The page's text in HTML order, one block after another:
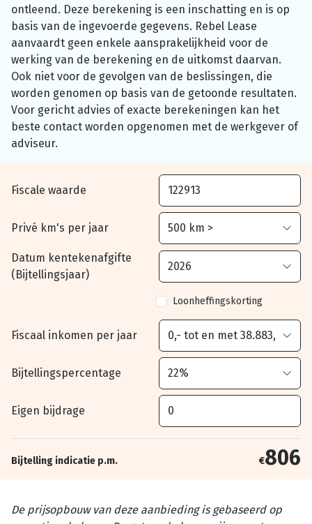
ontleend. Deze berekening is een inschatting en is op
basis van de ingevoerde gegevens. Rebel Lease
aanvaardt geen enkele aansprakelijkheid voor de
werking van de berekening en de uitkomst daarvan.
Ook niet voor de gevolgen van de beslissingen, die
worden genomen op basis van de getoonde resultaten.
Voor gericht advies of exacte berekeningen kan het
beste contact worden opgenomen met de werkgever of
adviseur.
Fiscale waarde
Privé km's per jaar
Datum kentekenafgifte
(Bijtellingsjaar)
Loonheffingskorting
Fiscaal inkomen per jaar
Bijtellingspercentage
Eigen bijdrage
Bijtelling indicatie p.m. €806
De prijsopbouw van deze aanbieding is gebaseerd op